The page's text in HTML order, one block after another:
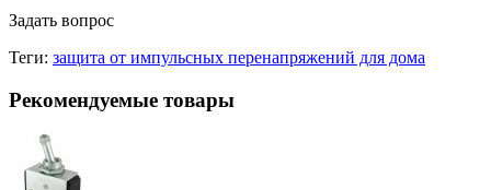
Задать вопрос
Теги: защита от импульсных перенапряжений для дома
Рекомендуемые товары